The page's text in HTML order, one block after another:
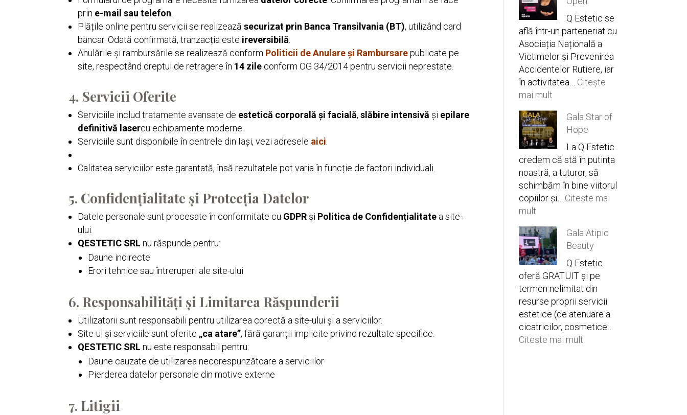
prin e-mail sau telefon
Plățile online pentru servicii se realizeazăsecurizat prin Banca Transilvania (BT), utilizând card
bancar. Odată confirmată, tranzacția este ireversibilă
Anulările și rambursările se realizează conform Politicii de Anulare și Rambursarepublicate pe
site, respectând dreptul de retragere în 14 zile conform OG 34/2014 pentru servicii neprestate.
4. Servicii Oferite
Serviciile includ tratamente avansate de estetică corporală și facială,slăbire intensivă și epilare
definitivă lasercu echipamente moderne.
Serviciile sunt disponibile în centrele din Iași, vezi adresele aici
Calitatea serviciilor este garantată, însă rezultatele pot varia în funcție de factori individuali.
5. Confidențialitate și Protecția Datelor
Datele personale sunt procesate în conformitate cu GDPR și Politica de Confidențialitate a site-
ului.
QESTETIC SRL nu răspunde pentru:
Daune indirecte
Erori tehnice sau întreruperi ale site-ului
6. Responsabilități și Limitarea Răspunderii
Utilizatorii sunt responsabili pentru utilizarea corectă a site-ului și a serviciilor.
Site-ul și serviciile sunt oferite „ca atare”, fără garanții implicite privind rezultate specifice.
QESTETIC SRL nu este responsabil pentru:
Daune cauzate de utilizarea necorespunzătoare a serviciilor
Pierderea datelor personale din motive externe
7. Litigii
vs.
Morpheus8Q Estetic se
află într-un parteneriat cu
Asociația Națională a
Victimelor și Prevenirea
Accidentelor Rutiere, iar
în activitatea… Citește
mai mult
Iași
Open
Gala Star of
Hope
La Q Estetic
credem că stă în putința
noastră, a tuturor, să
schimbăm în bine viitorul
copiilor și… Citește mai
mult
Star
of
Hope
Gala Atipic
Beauty
Q Estetic
oferă GRATUIT și pe
termen nelimitat din
resurse proprii servicii
estetice (de atenuare a
cicatricilor, cosmetice…
Citește mai mult